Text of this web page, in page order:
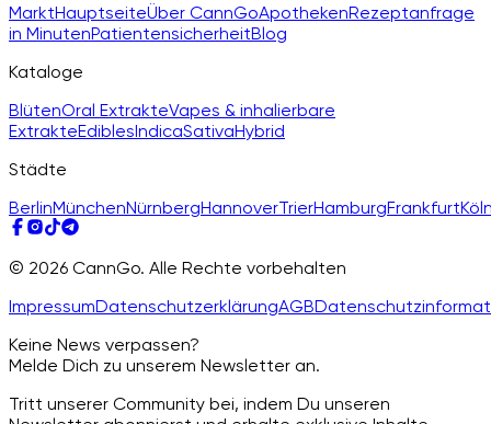
MarktHauptseiteÜber CannGoApothekenRezeptanfrage
in MinutenPatientensicherheitBlog
Kataloge
BlütenOral ExtrakteVapes & inhalierbare
ExtrakteEdiblesIndicaSativaHybrid
Städte
BerlinMünchenNürnbergHannoverTrierHamburgFrankfurt
© 2026 CannGo. Alle Rechte vorbehalten
ImpressumDatenschutzerklärungAGB
Keine News verpassen?
Melde Dich zu unserem Newsletter an.
Tritt unserer Community bei, indem Du unseren